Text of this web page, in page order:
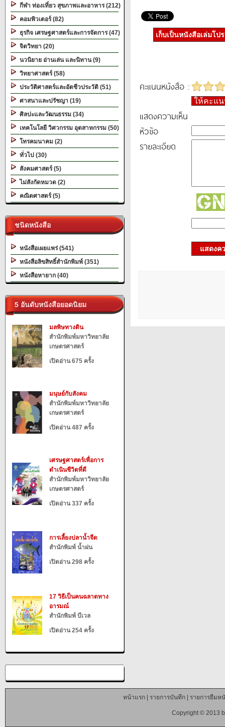
กีฬา ท่องเที่ยว สุขภาพและอาหาร (212)
คอมพิวเตอร์ (82)
ธุรกิจ เศรษฐศาสตร์และการจัดการ (47)
จิตวิทยา (20)
นวนิยาย อ่านเล่น และนิทาน (9)
วิทยาศาสตร์ (58)
ประวัติศาสตร์และอัตชีวประวัติ (51)
ศาสนาและปรัชญา (19)
ศิลปะและวัฒนธรรม (34)
เทคโนโลยี วิศวกรรม อุตสาหกรรม (50)
โทรคมนาคม (2)
ทั่วไป (30)
สังคมศาสตร์ (5)
ไม่สังกัดหมวด (2)
คณิตศาสตร์ (5)
ชนิดหนังสือ
หนังสือเผยแพร่ (541)
หนังสือลิขสิทธิ์สำนักพิมพ์ (351)
หนังสือหายาก (40)
5 อันดับหนังสือยอดนิยม
มลพิษทางดิน
สำนักพิมพ์มหาวิทยาลัย
เกษตรศาสตร์
เปิดอ่าน 675 ครั้ง
มนุษย์กับสังคม
สำนักพิมพ์มหาวิทยาลัย
เกษตรศาสตร์
เปิดอ่าน 487 ครั้ง
เศรษฐศาสตร์เพื่อการ
ดำเนินชีวิตที่ดี
สำนักพิมพ์มหาวิทยาลัย
เกษตรศาสตร์
เปิดอ่าน 337 ครั้ง
การเลี้ยงปลาน้ำจืด
สำนักพิมพ์ น้ำฝน
เปิดอ่าน 298 ครั้ง
17 วิธีเป็นคนฉลาดทาง
อารมณ์
สำนักพิมพ์ บีเวล
เปิดอ่าน 254 ครั้ง
เก็บเป็นหนังสือเล่มโป
คะแนนหนังสือ :
ให้คะแ
แสดงความเห็น
หัวข้อ
รายละเอียด
แสดงค
หน้าแรก| รายการบันทึก| รายการยืมห
Copyright © 2013